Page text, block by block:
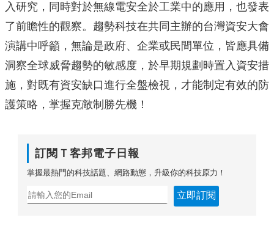
入研究，同時對於無線電安全於工業中的應用，也發表
了前瞻性的觀察。趨勢科技在共同主辦的台灣資安大會
演講中呼籲，無論是政府、企業或民間單位，皆應具備
洞察全球威脅趨勢的敏感度，於早期規劃時置入資安措
施，對既有資安缺口進行全盤檢視，才能制定有效的防
護策略，掌握克敵制勝先機！
訂閱Ｔ客邦電子日報
掌握最熱門的科技話題、網路動態，升級你的科技原力！
立即訂閱